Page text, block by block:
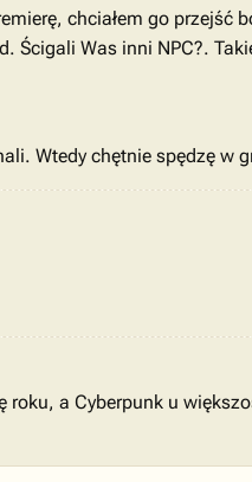
chciałem go przejść
Ścigali Was inni NPC?.
Wtedy chętnie spędzę w
roku, a Cyberpunk u